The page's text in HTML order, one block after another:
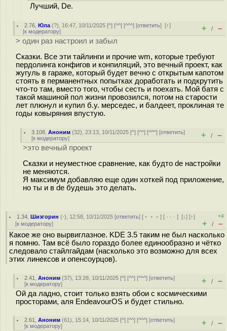
Лучший, De.
2.76 ,Юла (?), 16:47, 10/11/2025 [^] [^^] [^^^] [ответить][↑]
[к модератору] + / –
> один раз настроил и забыл
Сказки. Все эти тайлинги и прочие wm, которые требуют
пердолинга конфигов и конпиляций, это вечный проект, как
жугуль в гараже, который будет вечно с открытым капотом
стоять в перманентных попытках доработать и подкрутить
что-то там, вместо того, чтобы сесть и поехать. Мой батя с
такой машиной пол жизни провозился, потом на старости
лет плюнул и купил б.у. мерседес, и балдеет, проклиная те
годы ковыряния впустую.
3.108 ,Аноним (32), 23:13, 10/11/2025 [^] [^^] [^^^] [ответить]
[к модератору] + / –
>это вечный проект
Сказки и неуместное сравнение, как будто de настройки
не меняются.
Я максимум добавляю еще один хоткей под приложение,
но ты и в de будешь это делать.
1.34 ,Шизгорин (-), 12:58, 10/11/2025 [ответить] [ ﹢﹢﹢] [ · · ·][↓] [↑]
[к модератору]
+4
+ / –
Какое же оно вырвиглазное. KDE 3.5 таким не был насколько
я помню. Там всё было гораздо более единообразно и чётко
следовало стайлгайдам (насколько это возможно для всех
этих линексов и опенсоурцов).
2.41 ,Аноним (37), 13:28, 10/11/2025 [^] [^^] [^^^] [ответить]
[к модератору] + / –
Ой да ладно, стоит только взять обои с космическими
просторами, аля EndeavourOS и будет стильно.
2.61 ,Аноним (61), 15:14, 10/11/2025 [^] [^^] [^^^] [ответить]
[к модератору] + / –